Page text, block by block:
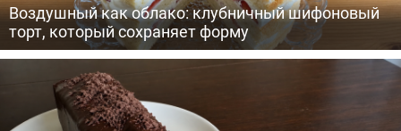
Воздушный как облако: клубничный шифоновый
торт, который сохраняет форму